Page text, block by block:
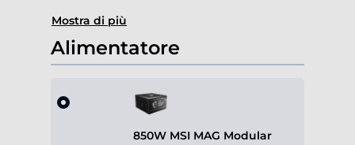
Mostra di più
Alimentatore
850W MSI MAG Modular